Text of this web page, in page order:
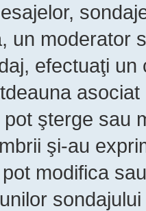
un moderator
efectuaţi
şterge sau
şi-au
modifica